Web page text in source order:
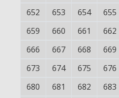
652
653 654 655
659
660 661 662
666
667 668 669
673
674 675 676
680
681 682 683